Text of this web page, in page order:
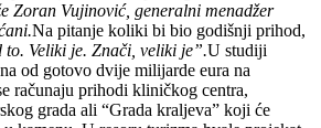
Zoran Vujinović, generalni menadžer
Na pitanje koliki bi bio godišnji prihod,
to. Veliki je. Znači, veliki je”.U studiji
od gotovo dvije milijarde eura na
računaju prihodi kliničkog centra,
grada ali “Grada kraljeva” koji će